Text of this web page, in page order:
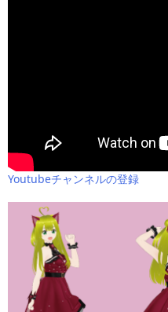
Youtubeチャンネルの登録